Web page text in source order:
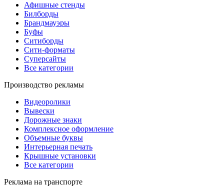
Афишные стенды
Билборды
Брандмауэры
Буфы
Ситиборды
Сити-форматы
Суперсайты
Все категории
Производство рекламы
Видеоролики
Вывески
Дорожные знаки
Комплексное оформление
Объемные буквы
Интерьерная печать
Крышные установки
Все категории
Реклама на транспорте